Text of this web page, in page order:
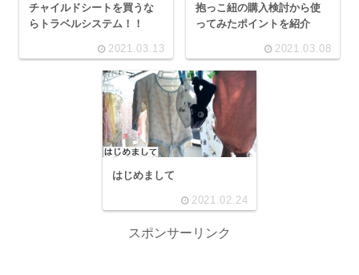
チャイルドシートを買うな
らトラベルシステム！！
2021.03.13
抱っこ紐の購入検討から使
ってみたポイントを紹介
2021.03.08
はじめまして
2021.02.24
スポンサーリンク